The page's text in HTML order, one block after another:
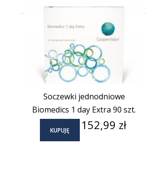
Soczewki jednodniowe
Biomedics 1 day Extra 90 szt.
KUPUJĘ Cena
152,99 zł